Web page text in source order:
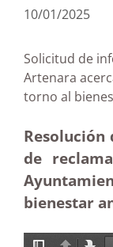
10/01/2025
Solicitud de
Artenara
torno al
de
bienestar